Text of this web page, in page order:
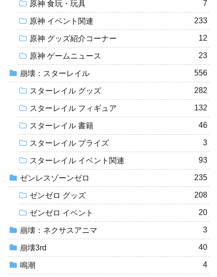
原神 食玩・玩具 7
原神 イベント関連 233
原神 グッズ紹介コーナー 12
原神 ゲームニュース 23
崩壊：スターレイル 556
スターレイル グッズ 282
スターレイル フィギュア 132
スターレイル 書籍 46
スターレイル プライズ 3
スターレイル イベント関連 93
ゼンレスゾーンゼロ 235
ゼンゼロ グッズ 208
ゼンゼロ イベント 20
崩壊：ネクサスアニマ 3
崩壊3rd 40
鳴潮 4